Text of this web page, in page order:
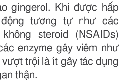
gingerol. Khi được hấp
tương tự như các
steroid (NSAIDs)
enzyme gây viêm như
trội là ít gây tác dụng
thận.